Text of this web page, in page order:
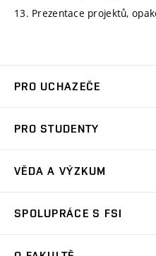
13. Prezentace projektů,
PRO UCHAZEČE
Ambasadoři studia
Zápisy
PRO STUDENTY
Studijní předpisy
VĚDA A VÝZKUM
Oblasti výzkumu
SPOLUPRÁCE S FSI